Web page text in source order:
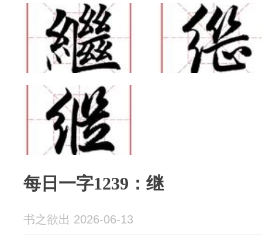
每日一字1239：继
书之欲出 2026-06-13